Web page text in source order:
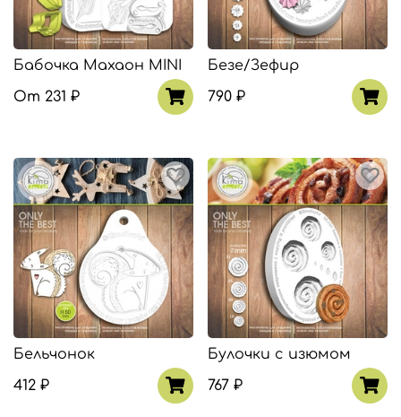
Бабочка Махаон MINI
От 231 ₽
Безе/Зефир
790 ₽
Бельчонок
412 ₽
Булочки с изюмом
767 ₽